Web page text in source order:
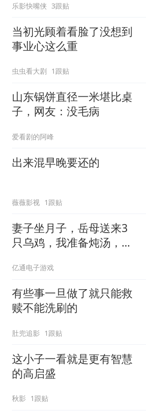
情包全网疯传！
乐影快嘴侠 3跟贴
当初光顾着看脸了没想到
事业心这么重
虫虫看大剧 1跟贴
山东锅饼直径一米堪比桌
子，网友：没毛病
爱看剧的阿峰
出来混早晚要还的
薇薇影视 1跟贴
妻子坐月子，岳母送来3
只乌鸡，我准备炖汤，妻
亿通电子游戏
有些事一旦做了就只能救
赎不能洗刷的
肚兜追影 1跟贴
这小子一看就是更有智慧
的高启盛
秋影 1跟贴